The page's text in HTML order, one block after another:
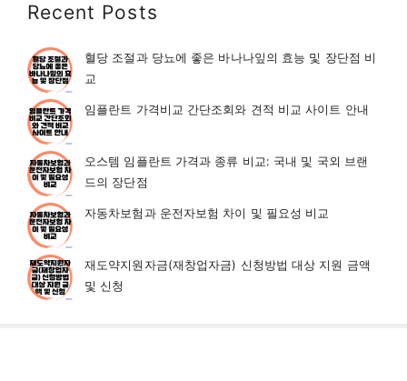
Recent Posts
혈당 조절과 당뇨에 좋은 바나나잎의 효능 및 장단점 비
교
임플란트 가격비교 간단조회와 견적 비교 사이트 안내
오스템 임플란트 가격과 종류 비교: 국내 및 국외 브랜
드의 장단점
자동차보험과 운전자보험 차이 및 필요성 비교
재도약지원자금(재창업자금) 신청방법 대상 지원 금액
및 신청